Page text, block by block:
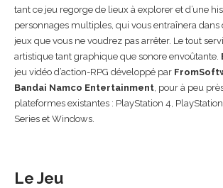
tant ce jeu regorge de lieux à explorer et d’une
personnages multiples, qui vous entraînera dans
jeux que vous ne voudrez pas arrêter. Le tout
artistique tant graphique que sonore envoûtante.
jeu vidéo d’action-RPG développé par
Bandai Namco Entertainment , pour à peu
plateformes existantes : PlayStation 4,
Series et Windows.
Le Jeu